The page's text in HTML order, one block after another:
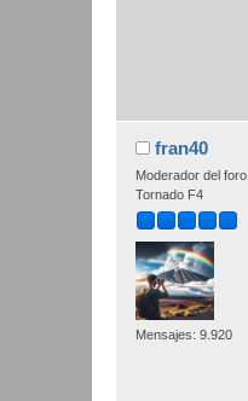
fran40
Moderador del foro.
Tornado F4
Mensajes: 9.920